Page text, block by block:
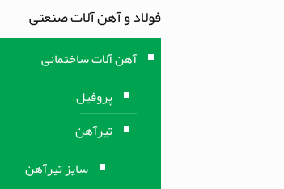
فولاد و آهن آلات صنعتی
آهن آلات ساختمانی
پروفیل
تیرآهن
سایز تیرآهن